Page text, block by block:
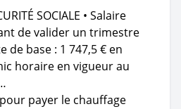
SOCIALE • Salaire
de valider un trimestre
de base : 1 747,5 € en
horaire en vigueur au
payer le chauffage